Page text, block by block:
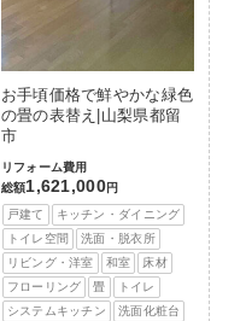
お手頃価格で鮮やかな緑色
の畳の表替え|山梨県都留
市
リフォーム費用
総額1,621,000円
戸建て
キッチン・ダイニング
トイレ空間
洗面・脱衣所
リビング・洋室
和室
床材
フローリング
畳
トイレ
システムキッチン
洗面化粧台